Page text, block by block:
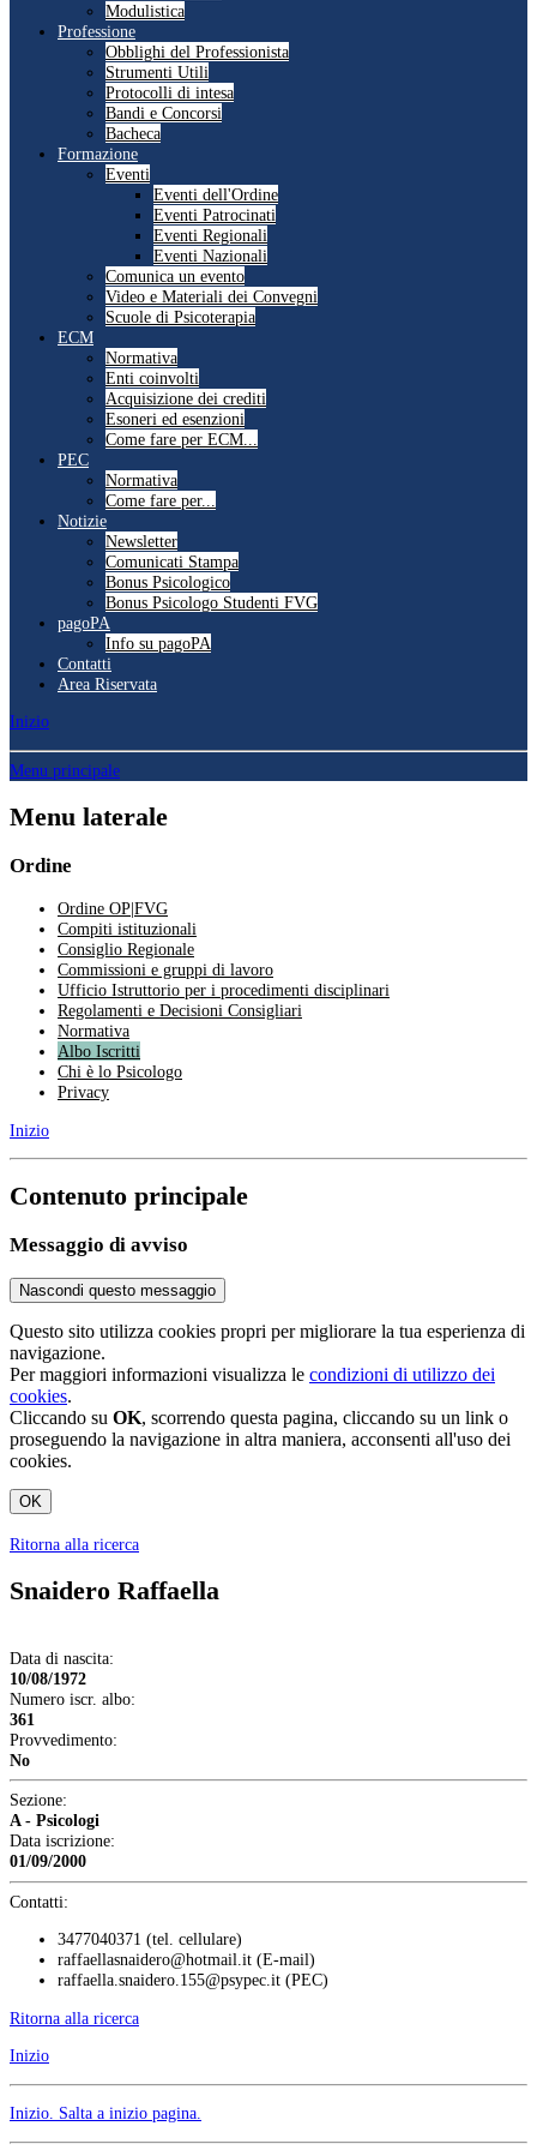
Modulistica
Professione
Obblighi del Professionista
Strumenti Utili
Protocolli di intesa
Bandi e Concorsi
Bacheca
Formazione
Eventi
Eventi dell'Ordine
Eventi Patrocinati
Eventi Regionali
Eventi Nazionali
Comunica un evento
Video e Materiali dei Convegni
Scuole di Psicoterapia
ECM
Normativa
Enti coinvolti
Acquisizione dei crediti
Esoneri ed esenzioni
Come fare per ECM...
PEC
Normativa
Come fare per...
Notizie
Newsletter
Comunicati Stampa
Bonus Psicologico
Bonus Psicologo Studenti FVG
pagoPA
Info su pagoPA
Contatti
Area Riservata
Inizio
Menu principale
Menu laterale
Ordine
Ordine OP|FVG
Compiti istituzionali
Consiglio Regionale
Commissioni e gruppi di lavoro
Ufficio Istruttorio per i procedimenti disciplinari
Regolamenti e Decisioni Consigliari
Normativa
Albo Iscritti
Chi è lo Psicologo
Privacy
Inizio
Contenuto principale
Messaggio di avviso
Nascondi questo messaggio
Questo sito utilizza cookies propri per migliorare la tua esperienza di
navigazione.
Per maggiori informazioni visualizza le condizioni di utilizzo dei
cookies.
Cliccando su OK, scorrendo questa pagina, cliccando su un link o
proseguendo la navigazione in altra maniera, acconsenti all'uso dei
cookies.
OK
Ritorna alla ricerca
Snaidero Raffaella
Data di nascita:
10/08/1972
Numero iscr. albo:
361
Provvedimento:
No
Sezione:
A - Psicologi
Data iscrizione:
01/09/2000
Contatti:
3477040371 (tel. cellulare)
raffaellasnaidero@hotmail.it (E-mail)
raffaella.snaidero.155@psypec.it (PEC)
Ritorna alla ricerca
Inizio
Inizio. Salta a inizio pagina.